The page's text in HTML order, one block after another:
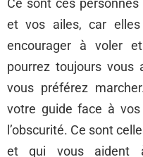
Ce sont ces
et vos ailes, car
encourager à voler
pourrez toujours vous
vous préférez
votre guide face à
l’obscurité. Ce sont
et qui vous aident